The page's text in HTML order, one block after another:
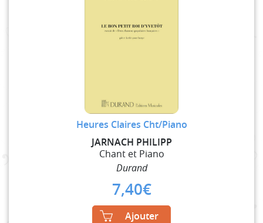
Heures Claires Cht/Piano
JARNACH PHILIPP
Chant et Piano
Durand
7,40€
Ajouter